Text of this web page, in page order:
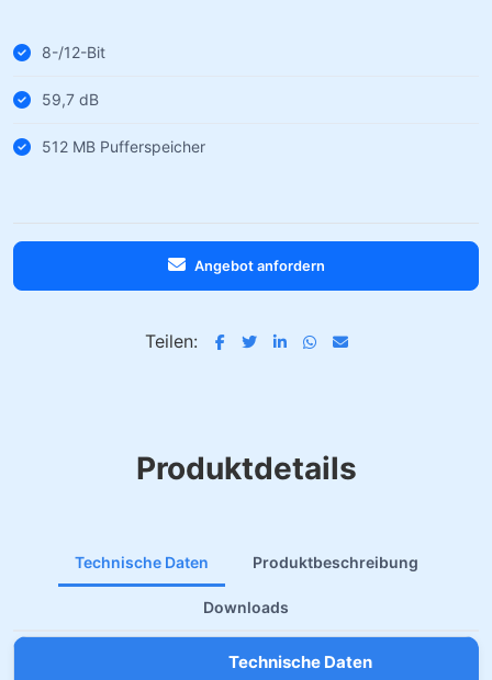
8-/12-Bit
59,7 dB
512 MB Pufferspeicher
Angebot anfordern
Teilen:
Produktdetails
Technische Daten Produktbeschreibung
Downloads
Technische Daten